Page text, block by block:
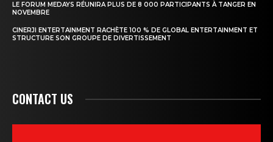
LE FORUM MEDAYS RÉUNIRA PLUS DE 8 000 PARTICIPANTS À TANGER EN
NOVEMBRE
CINERJI ENTERTAINMENT RACHÈTE 100 % DE GLOBAL ENTERTAINMENT ET
STRUCTURE SON GROUPE DE DIVERTISSEMENT
CONTACT US